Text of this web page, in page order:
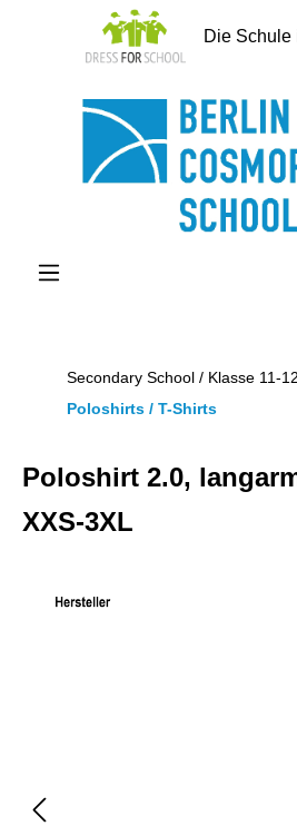
springen
Die Schule
Secondary School / Klasse 11-12
Poloshirts / T-Shirts
Poloshirt 2.0,
XXS-3XL